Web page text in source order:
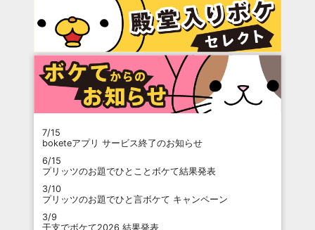
7/15
boketeアプリ サービス終了のお知らせ
6/15
プリッツのお題でひとことボケて結果発表
3/10
プリッツのお題でひと言ボケて キャンペーン
3/9
干支でボケて2026 結果発表